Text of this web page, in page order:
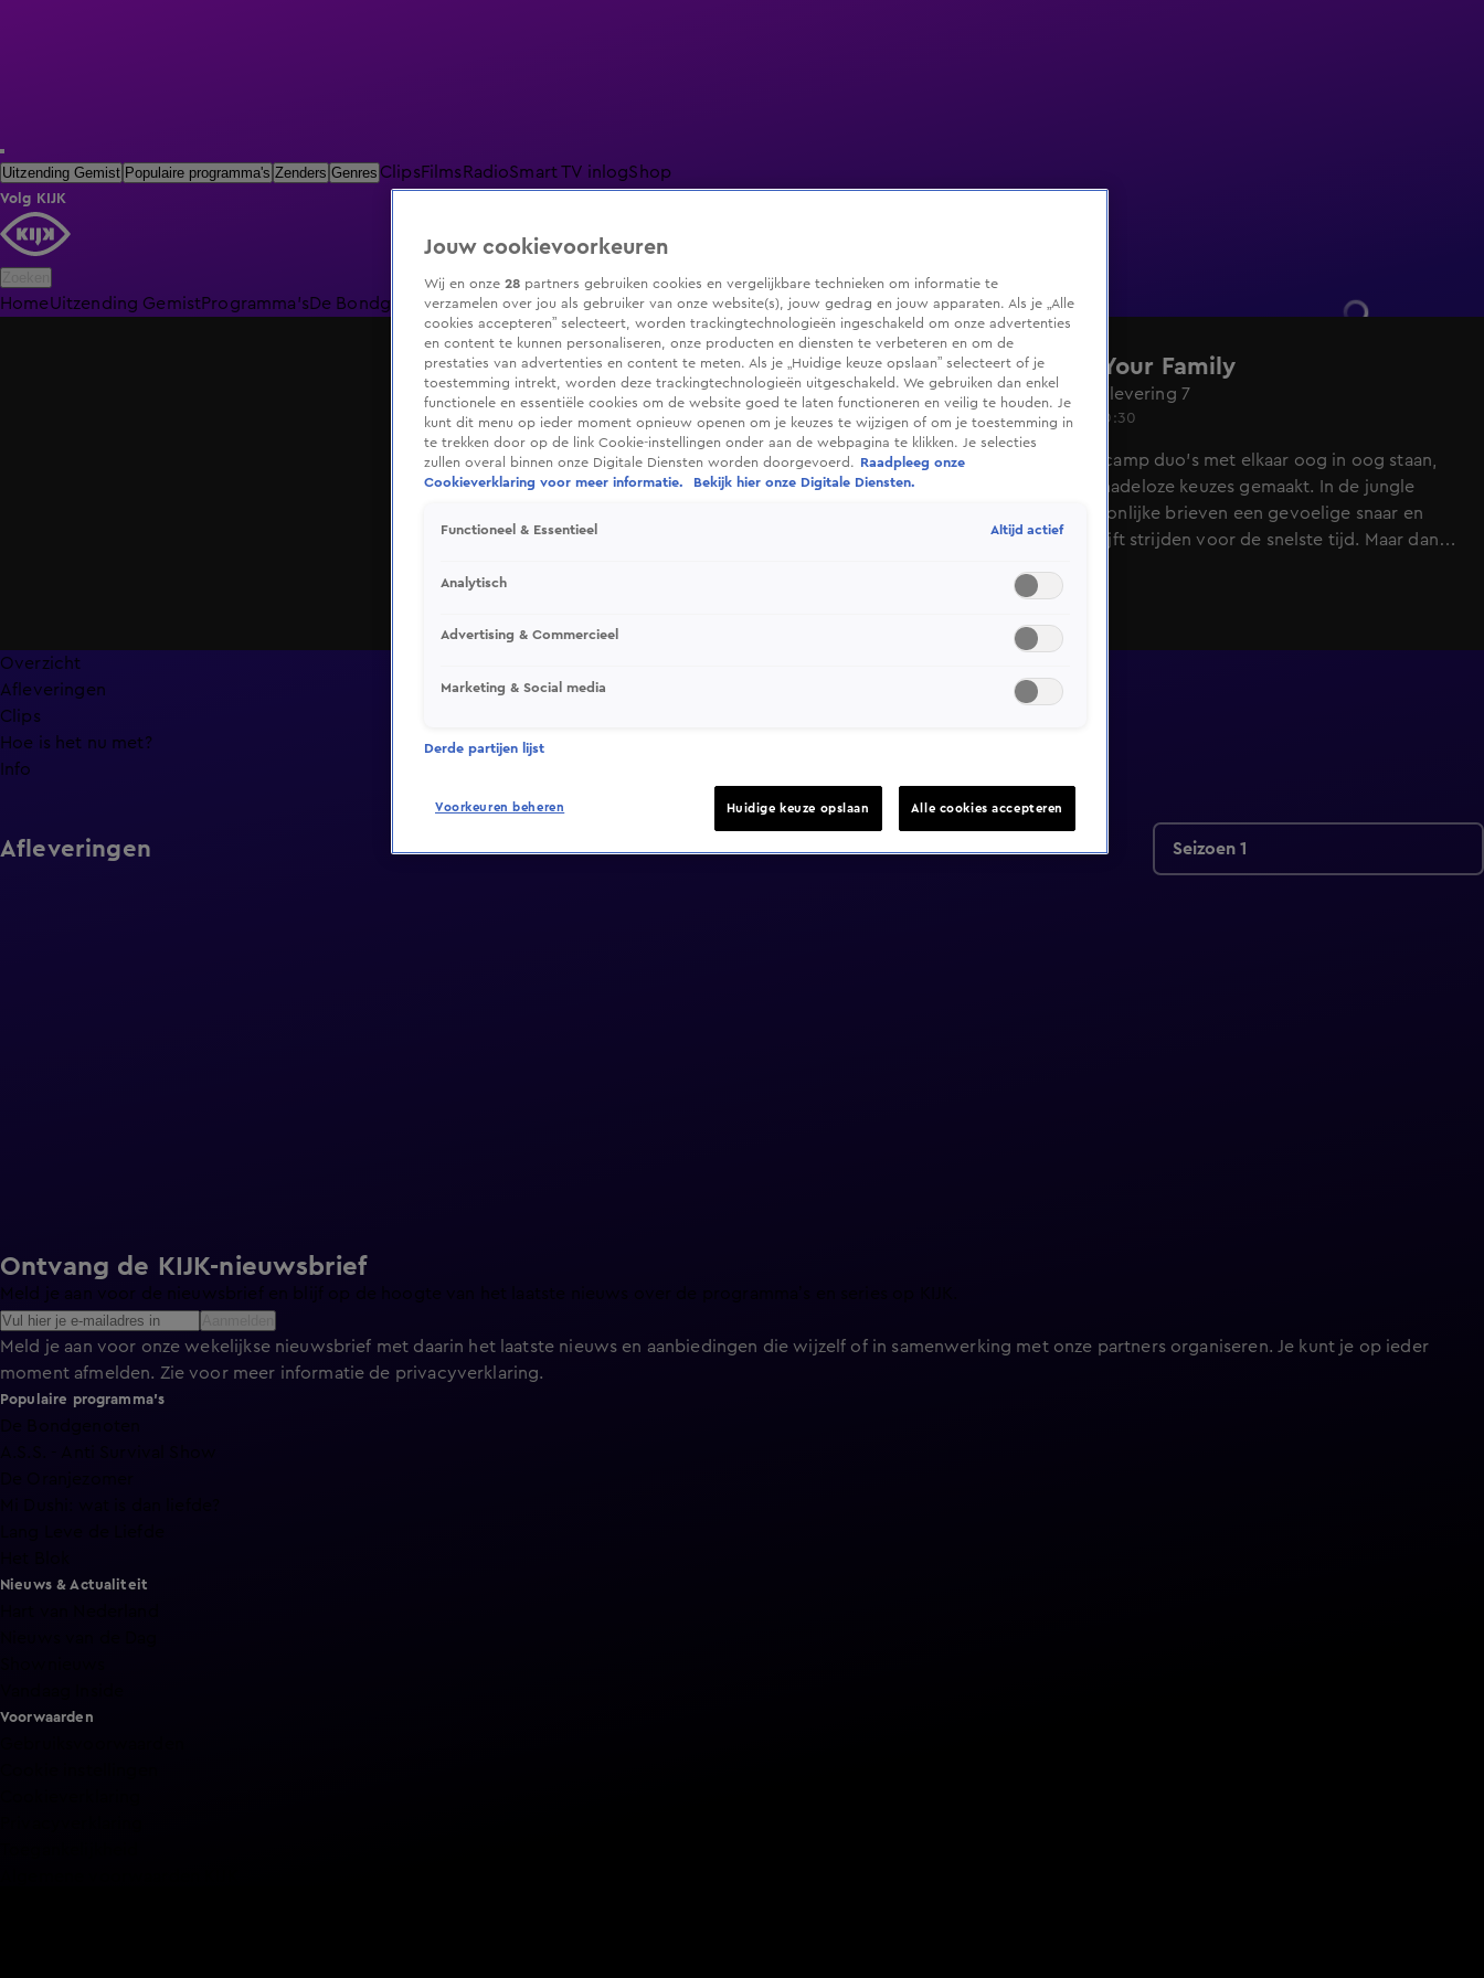
Uitzending Gemist Populaire programma's Zenders Genres ClipsFilmsRadioSmart TV inlogShop
Volg KIJK
HomeUitzending GemistProgramma's De BondgenotenDe OranjezomerLivestreamsShop
Survive Your Family
Seizoen 1, aflevering 7
Do 28 mei, 20:30
Als de basecamp duo's met elkaar oog in oog staan,
worden genadeloze keuzes gemaakt. In de jungle
raken persoonlijke brieven een gevoelige snaar en
iedereen blijft strijden voor de snelste tijd. Maar dan
Overzicht
Afleveringen
Clips
Hoe is het nu met?
Info
Afleveringen Seizoen 1
Ontvang de KIJK-nieuwsbrief
Meld je aan voor de nieuwsbrief en blijf op de hoogte van het laatste nieuws over de programma’s en series op KIJK.
Meld je aan voor onze wekelijkse nieuwsbrief met daarin het laatste nieuws en aanbiedingen die wijzelf of in samenwerking met onze partners organiseren. Je kunt je op ieder
moment afmelden. Zie voor meer informatie de privacyverklaring.
Populaire programma's
Nieuws & Actualiteit
Voorwaarden
Jouw cookievoorkeuren
Wij en onze 28 partners gebruiken cookies en vergelijkbare technieken om informatie te
verzamelen over jou als gebruiker van onze website(s), jouw gedrag en jouw apparaten. Als je „Alle
cookies accepteren” selecteert, worden trackingtechnologieën ingeschakeld om onze advertenties
en content te kunnen personaliseren, onze producten en diensten te verbeteren en om de
prestaties van advertenties en content te meten. Als je „Huidige keuze opslaan” selecteert of je
toestemming intrekt, worden deze trackingtechnologieën uitgeschakeld. We gebruiken dan enkel
functionele en essentiële cookies om de website goed te laten functioneren en veilig te houden. Je
kunt dit menu op ieder moment opnieuw openen om je keuzes te wijzigen of om je toestemming in
te trekken door op de link Cookie-instellingen onder aan de webpagina te klikken. Je selecties
zullen overal binnen onze Digitale Diensten worden doorgevoerd.
Raadpleeg onze
Cookieverklaring voor meer informatie.
Bekijk hier onze Digitale Diensten.
Functioneel & Essentieel Altijd actief
Analytisch
Advertising & Commercieel
Marketing & Social media
Derde partijen lijst
Voorkeuren beheren Huidige keuze opslaan Alle cookies accepteren